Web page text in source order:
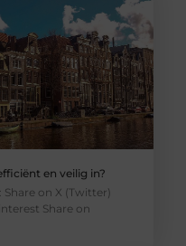
en veilig in?
on X (Twitter)
Share on